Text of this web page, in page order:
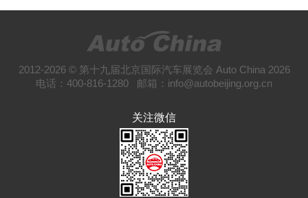
2012-2026 © 第十九届北京国际汽车展览会 Auto China 2026
电话：400-816-1280 邮箱：info@autobeijing.org.cn
关注微信